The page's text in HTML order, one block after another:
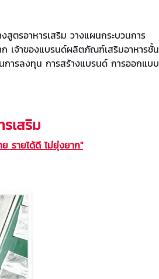
รอาหารเสริม วางแผนกระบวนการ
เจ้าของแบรนด์ผลิตภัณฑ์เสริมอาหารชั้น
การลงทุน การสร้างแบรนด์ การออกแบบ
เสริม
รายได้ดี ไม่ยุ่งยาก"